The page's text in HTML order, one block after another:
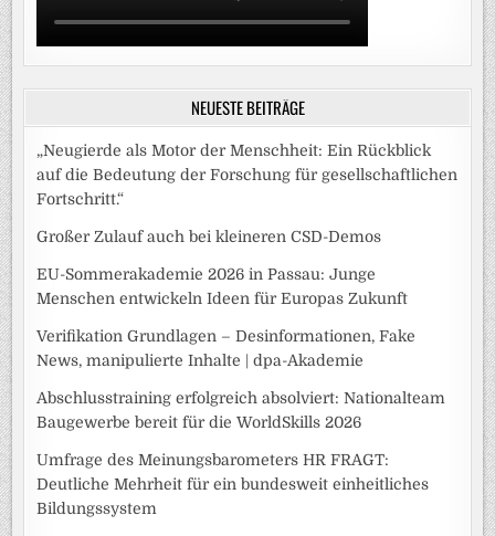
NEUESTE BEITRÄGE
„Neugierde als Motor der Menschheit: Ein Rückblick
auf die Bedeutung der Forschung für gesellschaftlichen
Fortschritt.“
Großer Zulauf auch bei kleineren CSD-Demos
EU-Sommerakademie 2026 in Passau: Junge
Menschen entwickeln Ideen für Europas Zukunft
Verifikation Grundlagen – Desinformationen, Fake
News, manipulierte Inhalte | dpa-Akademie
Abschlusstraining erfolgreich absolviert: Nationalteam
Baugewerbe bereit für die WorldSkills 2026
Umfrage des Meinungsbarometers HR FRAGT:
Deutliche Mehrheit für ein bundesweit einheitliches
Bildungssystem